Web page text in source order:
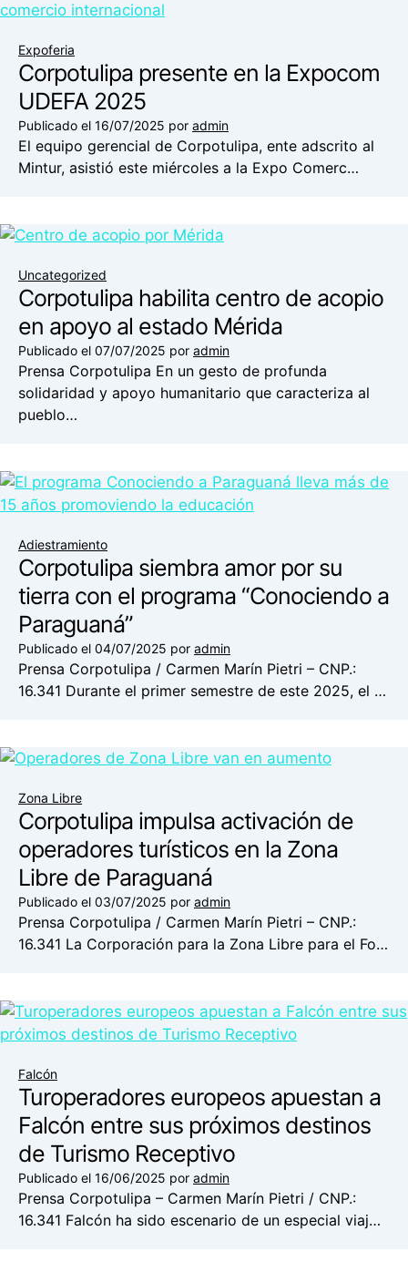
Expoferia
Corpotulipa presente en la Expocom
UDEFA 2025
Publicado el 16/07/2025 por admin
El equipo gerencial de Corpotulipa, ente adscrito al
Mintur, asistió este miércoles a la Expo Comerc…
Uncategorized
Corpotulipa habilita centro de acopio
en apoyo al estado Mérida
Publicado el 07/07/2025 por admin
Prensa Corpotulipa En un gesto de profunda
solidaridad y apoyo humanitario que caracteriza al
pueblo…
Adiestramiento
Corpotulipa siembra amor por su
tierra con el programa “Conociendo a
Paraguaná”
Publicado el 04/07/2025 por admin
Prensa Corpotulipa / Carmen Marín Pietri – CNP.:
16.341 Durante el primer semestre de este 2025, el …
Zona Libre
Corpotulipa impulsa activación de
operadores turísticos en la Zona
Libre de Paraguaná
Publicado el 03/07/2025 por admin
Prensa Corpotulipa / Carmen Marín Pietri – CNP.:
16.341 La Corporación para la Zona Libre para el Fo…
Falcón
Turoperadores europeos apuestan a
Falcón entre sus próximos destinos
de Turismo Receptivo
Publicado el 16/06/2025 por admin
Prensa Corpotulipa – Carmen Marín Pietri / CNP.:
16.341 Falcón ha sido escenario de un especial viaj…